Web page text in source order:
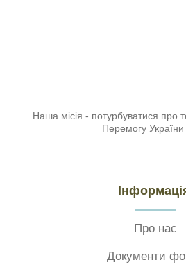
Наша місія - потурбуватися про
Перемогу України
Про нас
Документи